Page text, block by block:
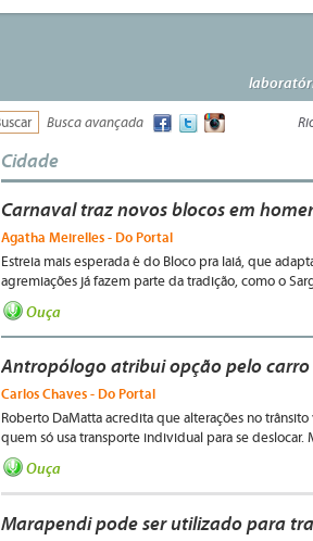
Busca avançada
Cidade
Carnaval traz novos blocos em
Agatha Meirelles - Do Portal
Estreia mais esperada é do Bloco pra Iaiá, que
agremiações já fazem parte da tradição, como o
Ouça
Antropólogo atribui opção pelo
Carlos Chaves - Do Portal
Roberto DaMatta acredita que alterações no
quem só usa transporte individual para se deslocar.
Ouça
Marapendi pode ser utilizado para